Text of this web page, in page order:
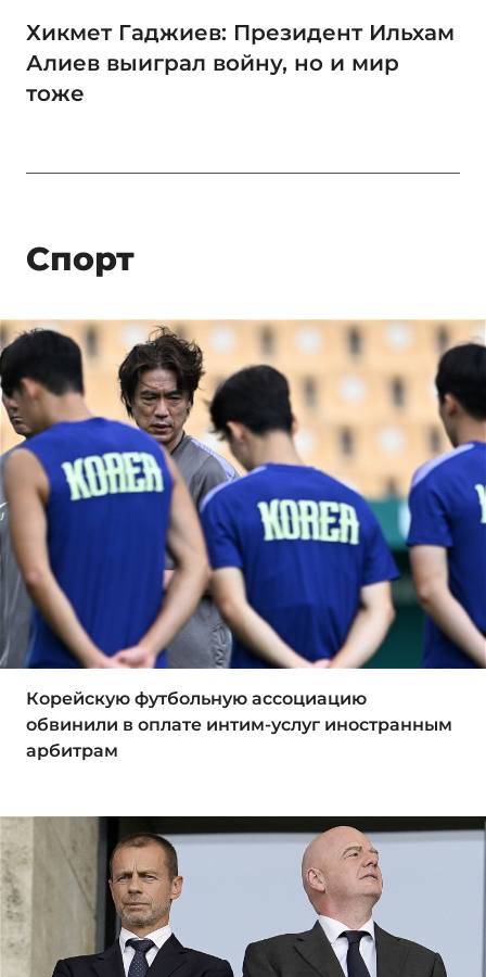
Хикмет Гаджиев: Президент Ильхам
Алиев выиграл войну, но и мир
тоже
Спорт
Корейскую футбольную ассоциацию
обвинили в оплате интим-услуг иностранным
арбитрам